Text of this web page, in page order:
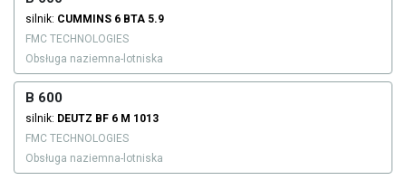
silnik: CUMMINS 6 BTA 5.9
FMC TECHNOLOGIES
Obsługa naziemna-lotniska
B 600
silnik: DEUTZ BF 6 M 1013
FMC TECHNOLOGIES
Obsługa naziemna-lotniska